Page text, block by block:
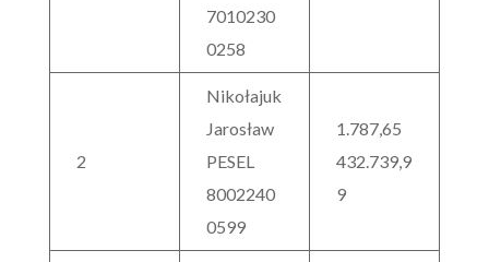
7010230
0258
2
Nikołajuk
Jarosław
PESEL
8002240
0599
1.787,65
432.739,9
9